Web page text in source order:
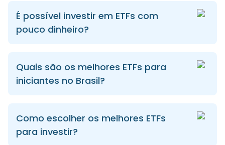
É possível investir em ETFs com
pouco dinheiro?
Quais são os melhores ETFs para
iniciantes no Brasil?
Como escolher os melhores ETFs
para investir?